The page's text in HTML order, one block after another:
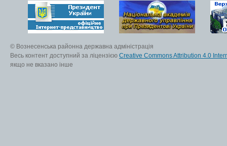
© Вознесенська районна державна адміністрація
Весь контент доступний за ліцензією Creative Commons Attribution 4.0
якщо не вказано інше